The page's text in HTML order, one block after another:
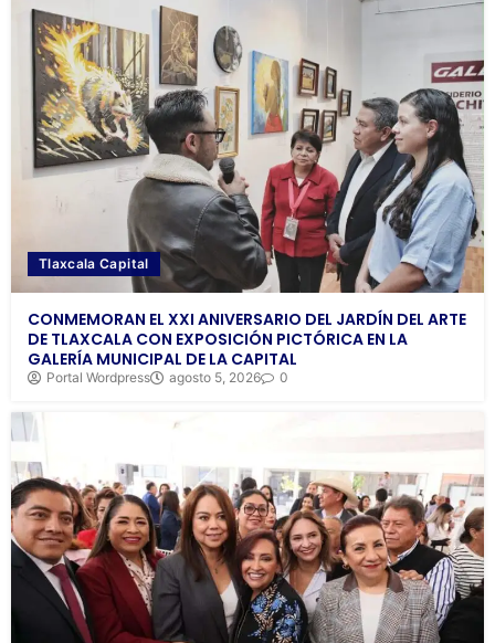
Tlaxcala Capital
CONMEMORAN EL XXI ANIVERSARIO DEL JARDÍN DEL ARTE
DE TLAXCALA CON EXPOSICIÓN PICTÓRICA EN LA
GALERÍA MUNICIPAL DE LA CAPITAL
Portal Wordpress agosto 5, 2026 0